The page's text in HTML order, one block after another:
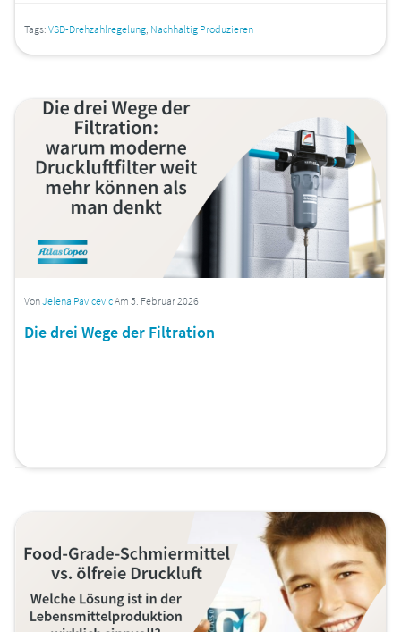
Tags: VSD-Drehzahlregelung, Nachhaltig Produzieren
VonJelena PavicevicAm 5. Februar 2026
Die drei Wege der Filtration